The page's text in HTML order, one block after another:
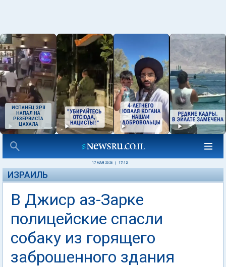
ИСПАНЕЦ ЗРЯ
НАПАЛ НА
РЕЗЕРВИСТА
ЦАХАЛА
17 МАЯ 2026 17:12
ИЗРАИЛЬ
В Джиср аз-Зарке
полицейские спасли
собаку из горящего
заброшенного здания